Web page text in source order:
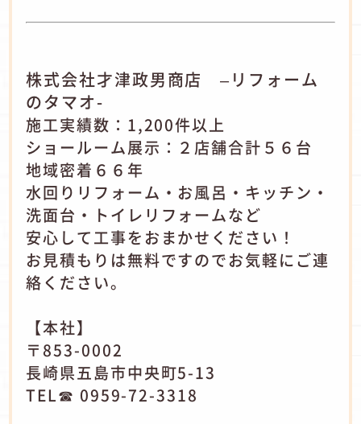
株式会社才津政男商店 –リフォーム
のタマオ-
施工実績数：1,200件以上
ショールーム展示：２店舗合計５６台
地域密着６６年
水回りリフォーム・お風呂・キッチン・
洗面台・トイレリフォームなど
安心して工事をおまかせください！
お見積もりは無料ですのでお気軽にご連
絡ください。
【本社】
〒853-0002
長崎県五島市中央町5-13
TEL☎ 0959-72-3318